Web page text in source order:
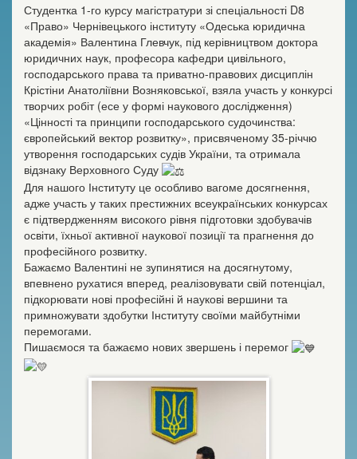
Студентка 1-го курсу магістратури зі спеціальності D8
«Право» Чернівецького інституту «Одеська юридична
академія» Валентина Глевчук, під керівництвом доктора
юридичних наук, професора кафедри цивільного,
господарського права та приватно-правових дисциплін
Крістіни Анатоліївни Возняковської, взяла участь у конкурсі
творчих робіт (есе у формі наукового дослідження)
«Цінності та принципи господарського судочинства:
європейський вектор розвитку», присвяченому 35-річчю
утворення господарських судів України, та отримала
відзнаку Верховного Суду
Для нашого Інституту це особливо вагоме досягнення,
адже участь у таких престижних всеукраїнських конкурсах
є підтвердженням високого рівня підготовки здобувачів
освіти, їхньої активної наукової позиції та прагнення до
професійного розвитку.
Бажаємо Валентині не зупинятися на досягнутому,
впевнено рухатися вперед, реалізовувати свій потенціал,
підкорювати нові професійні й наукові вершини та
примножувати здобутки Інституту своїми майбутніми
перемогами.
Пишаємося та бажаємо нових звершень і перемог